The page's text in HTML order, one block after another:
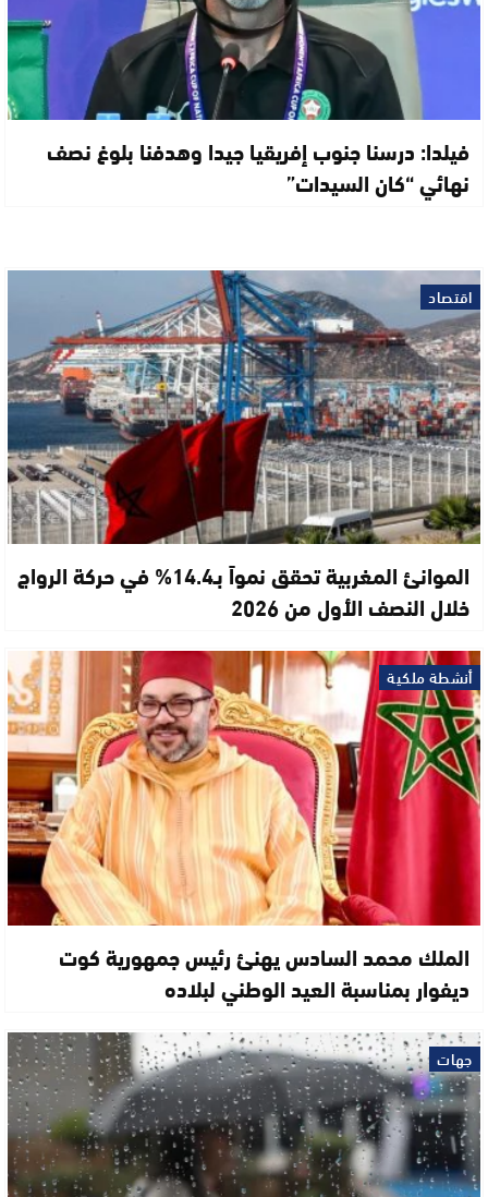
فيلدا: درسنا جنوب إفريقيا جيدا وهدفنا بلوغ نصف
نهائي “كان السيدات”
اقتصاد
الموانئ المغربية تحقق نمواً بـ14.4% في حركة الرواج
خلال النصف الأول من 2026
أنشطة ملكية
الملك محمد السادس يهنئ رئيس جمهورية كوت
ديفوار بمناسبة العيد الوطني لبلاده
جهات